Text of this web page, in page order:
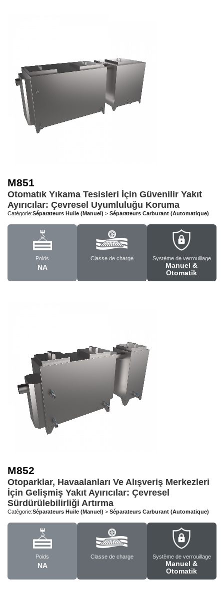
M851
Otomatık Yıkama Tesisleri İçin Güvenilir Yakıt
Ayırıcılar: Çevresel Uyumluluğu Koruma
Catégorie:Séparateurs Huile (Manuel) > Séparateurs Carburant (Automatique)
Poids
NA
Classe de charge Système de verrouillage
Manuel &
Otomatik
M852
Otoparklar, Havaalanları Ve Alışveriş Merkezleri
İçin Gelişmiş Yakıt Ayırıcılar: Çevresel
Sürdürülebilirliği Artırma
Catégorie:Séparateurs Huile (Manuel) > Séparateurs Carburant (Automatique)
Poids
NA
Classe de charge Système de verrouillage
Manuel &
Otomatik